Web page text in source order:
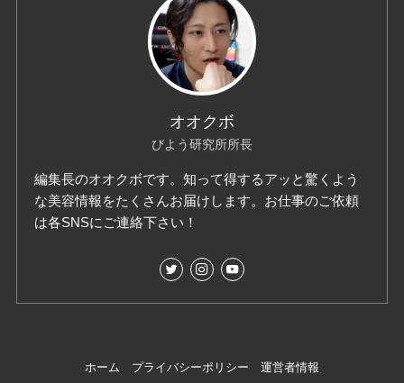
オオクボ
びよう研究所所長
編集長のオオクボです。知って得するアッと驚くよう
な美容情報をたくさんお届けします。お仕事のご依頼
は各SNSにご連絡下さい！
ホーム プライバシーポリシー 運営者情報